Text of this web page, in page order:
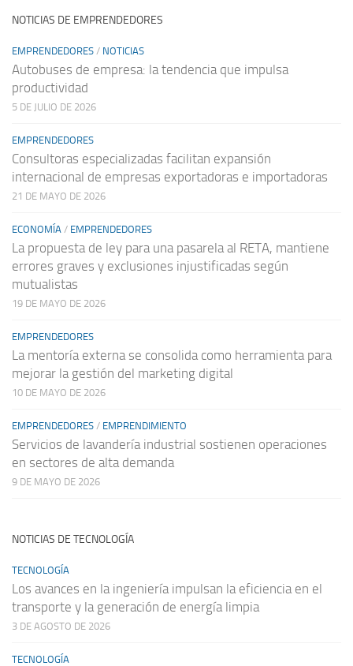
NOTICIAS DE EMPRENDEDORES
EMPRENDEDORES / NOTICIAS
Autobuses de empresa: la tendencia que impulsa
productividad
5 DE JULIO DE 2026
EMPRENDEDORES
Consultoras especializadas facilitan expansión
internacional de empresas exportadoras e importadoras
21 DE MAYO DE 2026
ECONOMÍA / EMPRENDEDORES
La propuesta de ley para una pasarela al RETA, mantiene
errores graves y exclusiones injustificadas según
mutualistas
19 DE MAYO DE 2026
EMPRENDEDORES
La mentoría externa se consolida como herramienta para
mejorar la gestión del marketing digital
10 DE MAYO DE 2026
EMPRENDEDORES / EMPRENDIMIENTO
Servicios de lavandería industrial sostienen operaciones
en sectores de alta demanda
9 DE MAYO DE 2026
NOTICIAS DE TECNOLOGÍA
TECNOLOGÍA
Los avances en la ingeniería impulsan la eficiencia en el
transporte y la generación de energía limpia
3 DE AGOSTO DE 2026
TECNOLOGÍA